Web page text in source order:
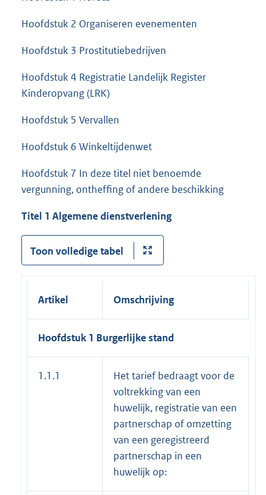
Hoofdstuk 2 Organiseren evenementen
Hoofdstuk 3 Prostitutiebedrijven
Hoofdstuk 4 Registratie Landelijk Register
Kinderopvang (LRK)
Hoofdstuk 5 Vervallen
Hoofdstuk 6 Winkeltijdenwet
Hoofdstuk 7 In deze titel niet benoemde
vergunning, ontheffing of andere beschikking
Titel 1 Algemene dienstverlening
Toon volledige tabel
Artikel Omschrijving
Hoofdstuk 1 Burgerlijke stand
1.1.1
Het tarief bedraagt voor de
voltrekking van een
huwelijk, registratie van een
partnerschap of omzetting
van een geregistreerd
partnerschap in een
huwelijk op: